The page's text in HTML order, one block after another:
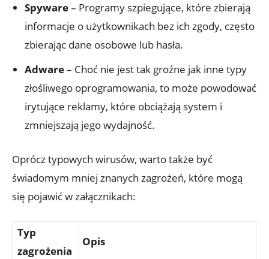
Spyware– Programy szpiegujące, które zbierają
informacje o użytkownikach bez ich zgody, często
zbierając dane osobowe lub hasła.
Adware– Choć nie jest tak groźne jak inne typy
złośliwego oprogramowania, to może powodować
irytujące reklamy, które obciążają system i
zmniejszają jego wydajność.
Oprócz typowych wirusów, warto także być
świadomym mniej znanych zagrożeń, które mogą
się pojawić w załącznikach:
Typ
zagrożenia
Opis